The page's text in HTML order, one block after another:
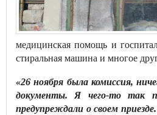
медицинская помощь и
стиральная машина и многое
«26 ноября была комиссия,
документы. Я чего-то так
предупреждали о своем